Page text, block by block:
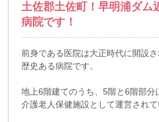
土佐郡土佐町！早明浦ダム
病院です！
前身である医院は大正時代に開設さ
歴史ある病院です。
地上6階建てのうち、5階と6階部分
介護老人保健施設として運営されて